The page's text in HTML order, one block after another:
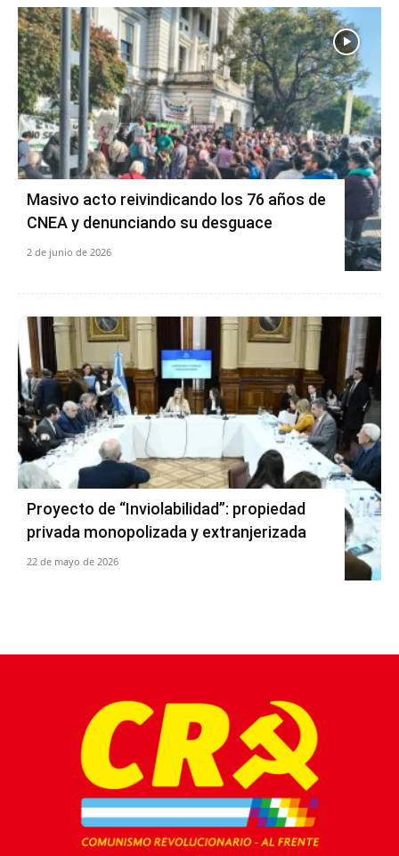
Masivo acto reivindicando los 76 años de
CNEA y denunciando su desguace
2 de junio de 2026
Proyecto de “Inviolabilidad”: propiedad
privada monopolizada y extranjerizada
22 de mayo de 2026